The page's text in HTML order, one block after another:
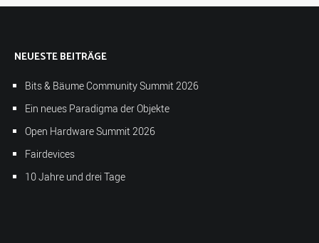
NEUESTE BEITRÄGE
Bits & Bäume Community Summit 2026
Ein neues Paradigma der Objekte
Open Hardware Summit 2026
Fairdevices
10 Jahre und drei Tage